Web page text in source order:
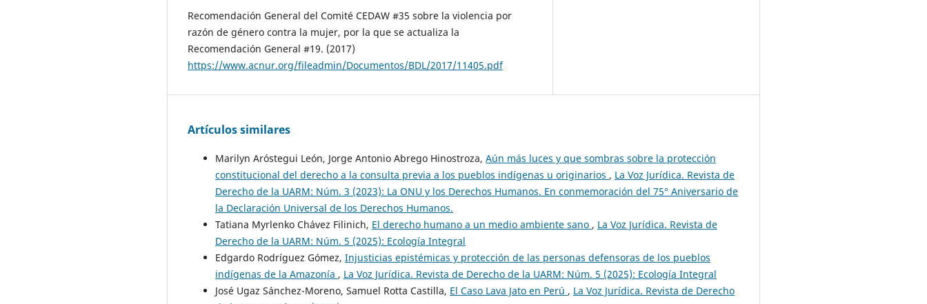
Recomendación General del Comité CEDAW #35 sobre la violencia por
razón de género contra la mujer, por la que se actualiza la
Recomendación General #19. (2017)
https://www.acnur.org/fileadmin/Documentos/BDL/2017/11405.pdf
Artículos similares
Marilyn Aróstegui León, Jorge Antonio Abrego Hinostroza, Aún más luces y que sombras sobre la protección
constitucional del derecho a la consulta previa a los pueblos indígenas u originarios , La Voz Jurídica. Revista de
Derecho de la UARM: Núm. 3 (2023): La ONU y los Derechos Humanos. En conmemoración del 75° Aniversario de
la Declaración Universal de los Derechos Humanos.
Tatiana Myrlenko Chávez Filinich, El derecho humano a un medio ambiente sano , La Voz Jurídica. Revista de
Derecho de la UARM: Núm. 5 (2025): Ecología Integral
Edgardo Rodríguez Gómez, Injusticias epistémicas y protección de las personas defensoras de los pueblos
indígenas de la Amazonía , La Voz Jurídica. Revista de Derecho de la UARM: Núm. 5 (2025): Ecología Integral
José Ugaz Sánchez-Moreno, Samuel Rotta Castilla, El Caso Lava Jato en Perú , La Voz Jurídica. Revista de Derecho